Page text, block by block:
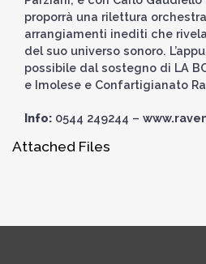
proporrà una rilettura
arrangiamenti inediti che
del suo universo sonoro.
possibile dal sostegno di LA
e Imolese e Confartigianato
Info: 0544 249244 –
Attached Files